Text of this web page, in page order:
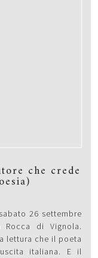
che crede
26 settembre
di Vignola.
lettura che il poeta
italiana. E il